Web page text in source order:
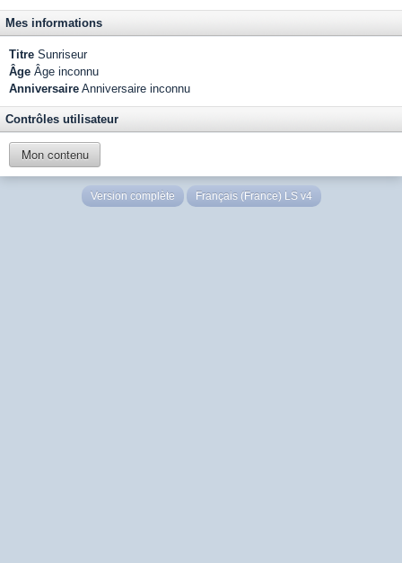
Mes informations
Titre Sunriseur
Âge Âge inconnu
Anniversaire Anniversaire inconnu
Contrôles utilisateur
Mon contenu
Version complète Français (France) LS v4